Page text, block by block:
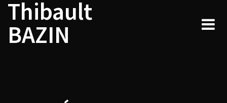
Skip
content
Thibault
BAZIN